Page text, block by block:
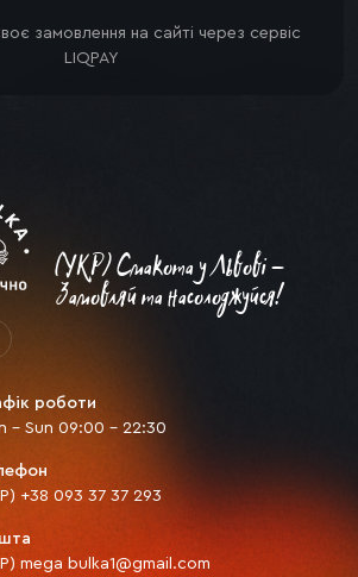
замовлення на сайті через сервіс
LIQPAY
(УКР) Смакота у Львові -
Замовляй та насолоджуйся!
роботи
- Sun 09:00 - 22:30
+38 093 37 37 293
mega bulka1@gmail.com